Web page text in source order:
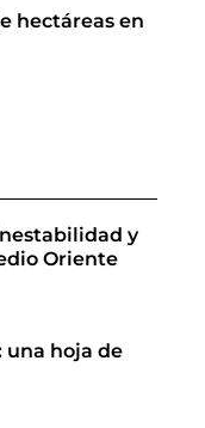
hectáreas en
y
Oriente
una hoja de